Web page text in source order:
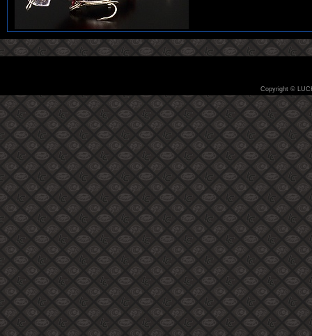
Copyright ©